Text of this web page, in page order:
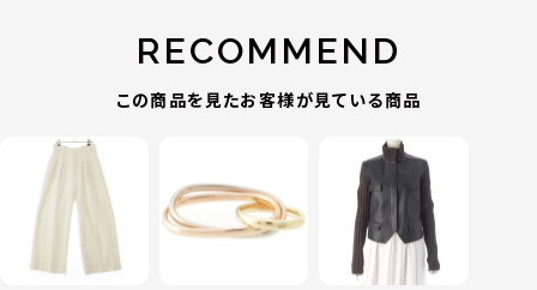
RECOMMEND
この商品を見たお客様が見ている商品